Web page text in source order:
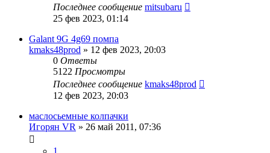
Последнее сообщение mitsubaru
25 фев 2023, 01:14
Galant 9G 4g69 помпа
kmaks48prod » 12 фев 2023, 20:03
0 Ответы
5122 Просмотры
Последнее сообщение kmaks48prod
12 фев 2023, 20:03
маслосьемные колпачки
Игорян VR » 26 май 2011, 07:36
1